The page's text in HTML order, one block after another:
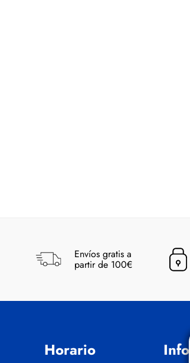
Envíos gratis a
partir de 100€
Horario